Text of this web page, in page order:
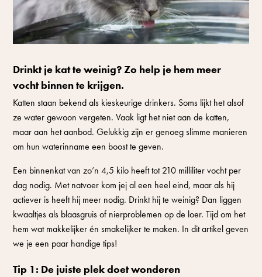
Drinkt je kat te weinig? Zo help je hem meer
vocht binnen te krijgen.
Katten staan bekend als kieskeurige drinkers. Soms lijkt het alsof
ze water gewoon vergeten. Vaak ligt het niet aan de katten,
maar aan het aanbod. Gelukkig zijn er genoeg slimme manieren
om hun waterinname een boost te geven.
Een binnenkat van zo’n 4,5 kilo heeft tot 210 milliliter vocht per
dag nodig. Met natvoer kom jej al een heel eind, maar als hij
actiever is heeft hij meer nodig. Drinkt hij te weinig? Dan liggen
kwaaltjes als blaasgruis of nierproblemen op de loer. Tijd om het
hem wat makkelijker én smakelijker te maken. In dit artikel geven
we je een paar handige tips!
Tip 1: De juiste plek doet wonderen